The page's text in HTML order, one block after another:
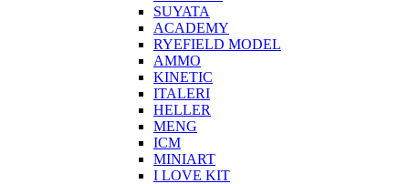
SUYATA
ACADEMY
RYEFIELD MODEL
AMMO
KINETIC
ITALERI
HELLER
MENG
ICM
MINIART
I LOVE KIT